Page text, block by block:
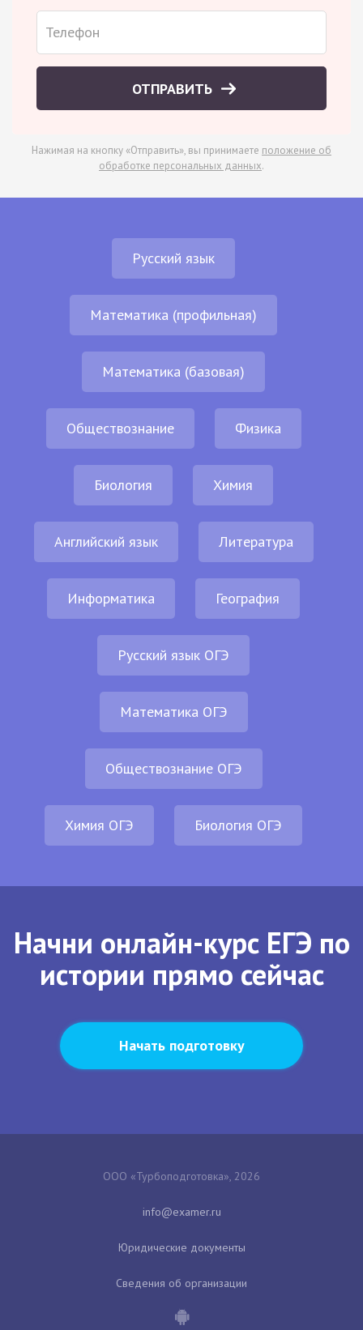
ОТПРАВИТЬ
Нажимая на кнопку «Отправить», вы принимаете положение об
обработке персональных данных.
Русский язык
Математика (профильная)
Математика (базовая)
Обществознание Физика
Биология Химия
Английский язык Литература
Информатика География
Русский язык ОГЭ
Математика ОГЭ
Обществознание ОГЭ
Химия ОГЭ Биология ОГЭ
Начни онлайн-курс ЕГЭ по
истории прямо сейчас
Начать подготовку
ООО «Турбоподготовка», 2026
Юридические документы
Сведения об организации